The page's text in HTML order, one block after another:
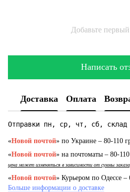
Добавьте
Написать
Доставка Оплата
Отправки пн, ср, чт, сб, склад
«Новой почтой» по Украине – 80-110
«Новой почтой» на почтоматы – 80-110
цена может изменяться в зависимости от суммы
«Новой почтой» Курьером по Одессе –
Больше информации о доставке